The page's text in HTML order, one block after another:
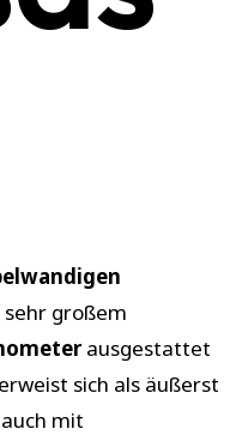
großem
ausgestattet
sich als äußerst
mit